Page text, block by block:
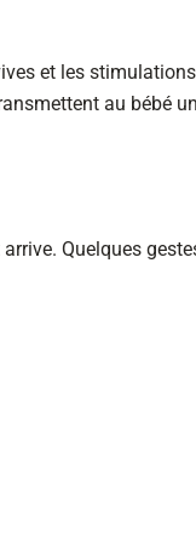
et les
au bébé
Quelques